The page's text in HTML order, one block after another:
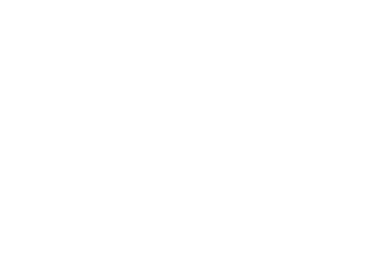
e representam um investimento sustentável para os sistemas de saúde”
níveis elevados de Lp(a), revela estudo
negativo metastático em doentes não elegíveis para inibidores PD-(L)1
no primeiro mês